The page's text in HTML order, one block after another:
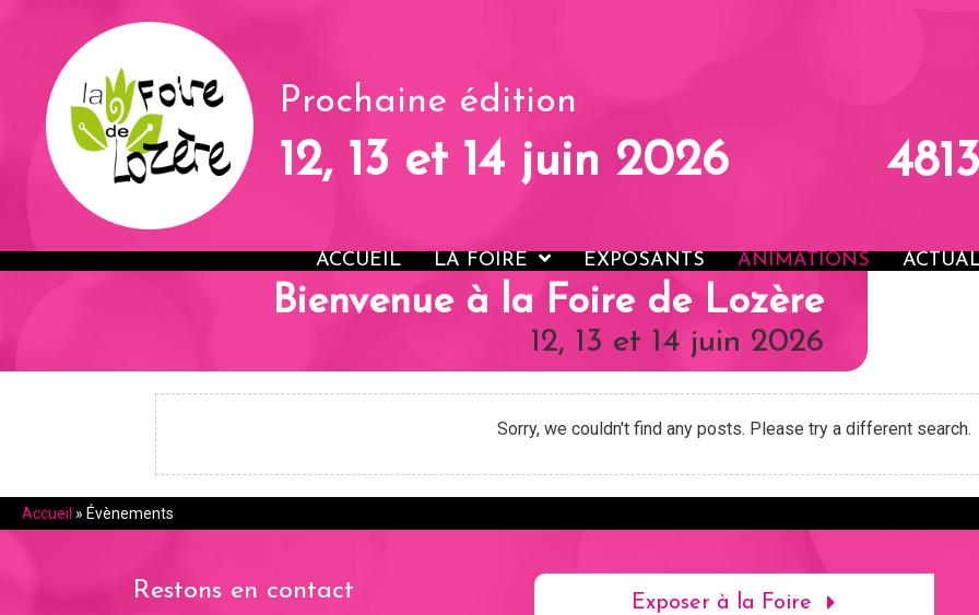
Prochaine édition
12, 13 et 14 juin 2026
ACCUEIL LA FOIRE EXPOSANTS ANIMATIONS
Bienvenue à la Foire de Lozère
12, 13 et 14 juin 2026
Sorry, we couldn't find any posts. Please try a different search.
Accueil » Évènements
Restons en contact Exposer à la Foire